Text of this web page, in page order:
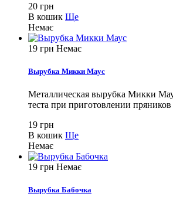
20 грн
В кошик Ще
Немає
19 грн Немає
Вырубка Микки Маус
Металлическая вырубка Микки
теста при приготовлении
19 грн
В кошик Ще
Немає
19 грн Немає
Вырубка Бабочка